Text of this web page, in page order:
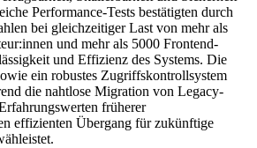
Performance-Tests bestätigten durch
bei gleichzeitiger Last von mehr als
und mehr als 5000 Frontend-
und Effizienz des Systems. Die
ein robustes Zugriffskontrollsystem
die nahtlose Migration von Legacy-
früherer
effizienten Übergang für zukünftige